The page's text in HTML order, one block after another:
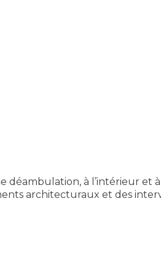
à l’intérieur et
architecturaux et des